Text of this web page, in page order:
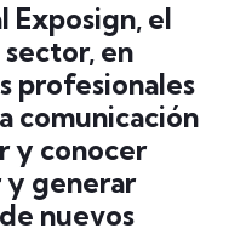
Exposign, el
en
profesionales
comunicación
y conocer
y generar
nuevos